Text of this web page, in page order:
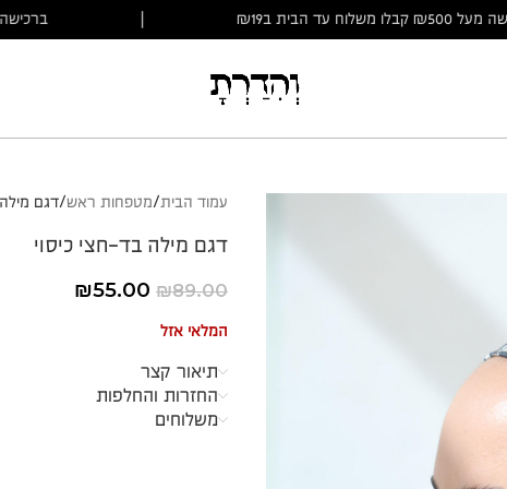
ברכישה מעל ₪500 קבלו משלוח עד הבית ב₪19
עמוד הבית מטפחות ראש דגם
דגם מילה בד-חצי כיסוי
₪89.00
₪55.00
המלאי אזל
תיאור קצר
החזרות והחלפות
משלוחים